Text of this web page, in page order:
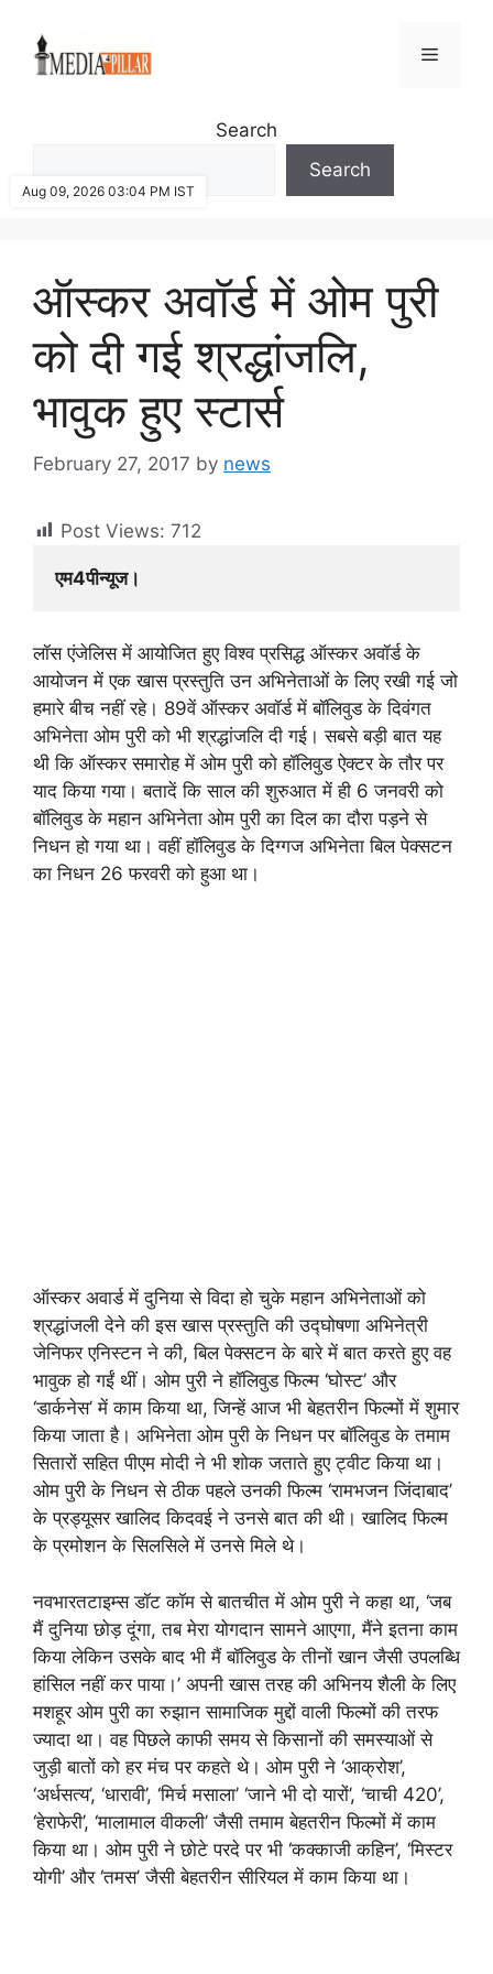
content
Menu
Search
Search
ऑस्कर अवॉर्ड में ओम पुरी
को दी गई श्रद्धांजलि,
भावुक हुए स्टार्स
February 27, 2017 by news
Post Views: 712
एम4पीन्यूज।
लॉस एंजेलिस में आयोजित हुए विश्व प्रसिद्ध ऑस्कर अवॉर्ड के
आयोजन में एक खास प्रस्तुति उन अभिनेताओं के लिए रखी गई जो
हमारे बीच नहीं रहे। 89वें ऑस्कर अवॉर्ड में बॉलिवुड के दिवंगत
अभिनेता ओम पुरी को भी श्रद्धांजलि दी गई। सबसे बड़ी बात यह
थी कि ऑस्कर समारोह में ओम पुरी को हॉलिवुड ऐक्टर के तौर पर
याद किया गया। बतादें कि साल की शुरुआत में ही 6 जनवरी को
बॉलिवुड के महान अभिनेता ओम पुरी का दिल का दौरा पड़ने से
निधन हो गया था। वहीं हॉलिवुड के दिग्गज अभिनेता बिल पेक्सटन
का निधन 26 फरवरी को हुआ था।
ऑस्कर अवार्ड में दुनिया से विदा हो चुके महान अभिनेताओं को
श्रद्धांजली देने की इस खास प्रस्तुति की उद्घोषणा अभिनेत्री
जेनिफर एनिस्टन ने की, बिल पेक्सटन के बारे में बात करते हुए वह
भावुक हो गईं थीं। ओम पुरी ने हॉलिवुड फिल्म ‘घोस्ट’ और
‘डार्कनेस’ में काम किया था, जिन्हें आज भी बेहतरीन फिल्मों में शुमार
किया जाता है। अभिनेता ओम पुरी के निधन पर बॉलिवुड के तमाम
सितारों सहित पीएम मोदी ने भी शोक जताते हुए ट्वीट किया था।
ओम पुरी के निधन से ठीक पहले उनकी फिल्म ‘रामभजन जिंदाबाद’
के प्रड्यूसर खालिद किदवई ने उनसे बात की थी। खालिद फिल्म
के प्रमोशन के सिलसिले में उनसे मिले थे।
नवभारतटाइम्स डॉट कॉम से बातचीत में ओम पुरी ने कहा था, ‘जब
मैं दुनिया छोड़ दूंगा, तब मेरा योगदान सामने आएगा, मैंने इतना काम
किया लेकिन उसके बाद भी मैं बॉलिवुड के तीनों खान जैसी उपलब्धि
हांसिल नहीं कर पाया।’ अपनी खास तरह की अभिनय शैली के लिए
मशहूर ओम पुरी का रुझान सामाजिक मुद्दों वाली फिल्मों की तरफ
ज्यादा था। वह पिछले काफी समय से किसानों की समस्याओं से
जुड़ी बातों को हर मंच पर कहते थे। ओम पुरी ने ‘आक्रोश’,
‘अर्धसत्य’, ‘धारावी’, ‘मिर्च मसाला’ ‘जाने भी दो यारों’, ‘चाची 420’,
‘हेराफेरी’, ‘मालामाल वीकली’ जैसी तमाम बेहतरीन फिल्मों में काम
किया था। ओम पुरी ने छोटे परदे पर भी ‘कक्काजी कहिन’, ‘मिस्टर
योगी’ और ‘तमस’ जैसी बेहतरीन सीरियल में काम किया था।
Aug 09, 2026 03:04 PM IST